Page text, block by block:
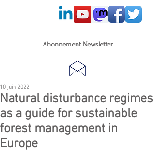
Abonnement Newsletter
Natural disturbance regimes
as a guide for sustainable
forest management in
Europe
10 juin 2022